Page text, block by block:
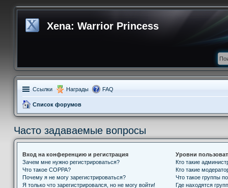
Xena: Warrior Princess
Ссылки Награды FAQ
Список форумов
Часто задаваемые вопросы
Вход на конференцию и регистрация
Зачем мне нужно регистрироваться?
Что такое COPPA?
Почему я не могу зарегистрироваться?
Я только что зарегистрировался, но не могу войти!
Уровни
Кто такие
Кто такие
Что такое группы
Где находятся